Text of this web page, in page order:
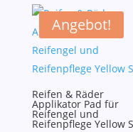
Angebot!
Reifen & Räder
Applikator Pad für
Reifengel und
Reifenpflege Yellow